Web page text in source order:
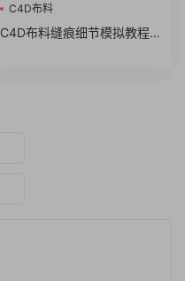
C4D布料
C4D布料缝痕细节模拟教程 S